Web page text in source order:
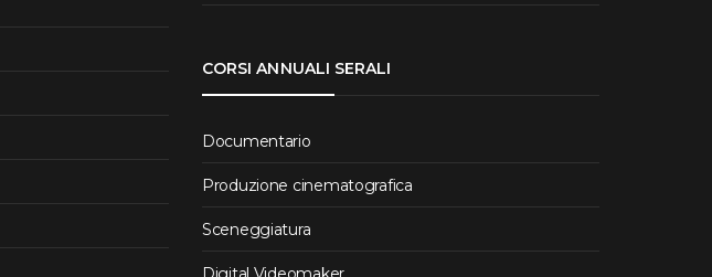
CORSI ANNUALI SERALI
Documentario
Produzione cinematografica
Sceneggiatura